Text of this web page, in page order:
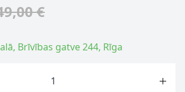
€
Brīvības gatve 244, Rīga